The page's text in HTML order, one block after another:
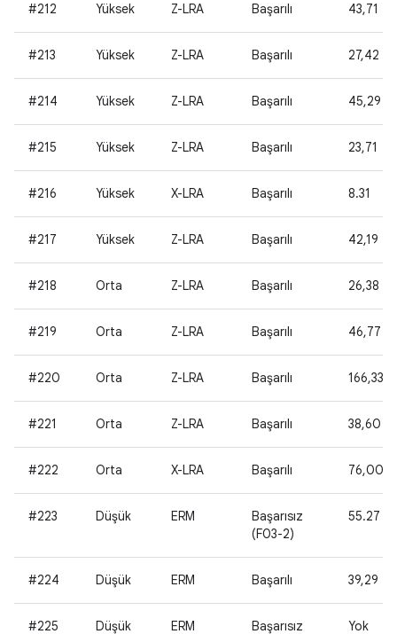
#212 Yüksek Z-LRA Başarılı 43,71
#213 Yüksek Z-LRA Başarılı 27,42
#214 Yüksek Z-LRA Başarılı 45,29
#215 Yüksek Z-LRA Başarılı 23,71
#216 Yüksek X-LRA Başarılı 8.31
#217 Yüksek Z-LRA Başarılı 42,19
#218 Orta Z-LRA Başarılı 26,38
#219 Orta Z-LRA Başarılı 46,77
#220 Orta Z-LRA Başarılı 166,33
#221 Orta Z-LRA Başarılı 38,60
#222 Orta X-LRA Başarılı 76,00
#223 Düşük ERM
Başarısız
(F03-2)
55.27
#224 Düşük ERM Başarılı 39,29
#225 Düşük ERM Başarısız Yok